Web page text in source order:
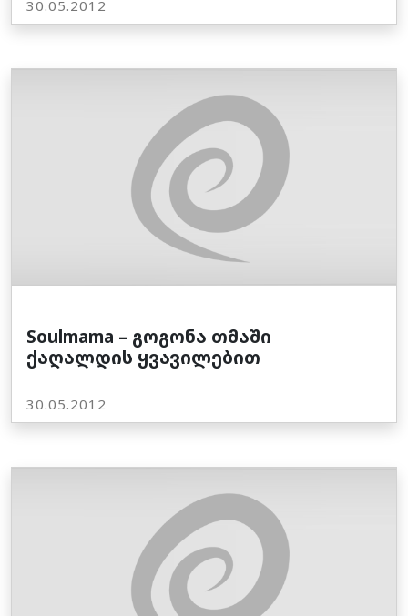
30.05.2012
Soulmama – გოგონა თმაში
ქაღალდის ყვავილებით
30.05.2012